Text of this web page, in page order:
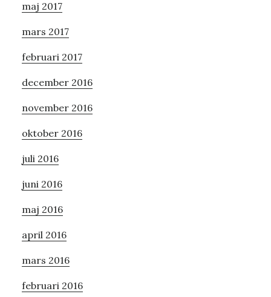
maj 2017
mars 2017
februari 2017
december 2016
november 2016
oktober 2016
juli 2016
juni 2016
maj 2016
april 2016
mars 2016
februari 2016